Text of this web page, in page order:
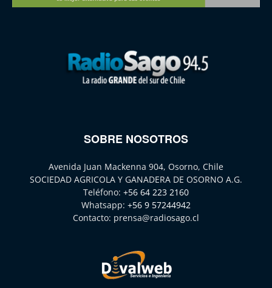
SOBRE NOSOTROS
Avenida Juan Mackenna 904, Osorno, Chile
SOCIEDAD AGRICOLA Y GANADERA DE OSORNO A.G.
Teléfono: +56 64 223 2160
Whatsapp: +56 9 57244942
Contacto: prensa@radiosago.cl